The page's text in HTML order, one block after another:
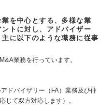
を中心とする、多様な業
トに対し、アドバイザー
主に以下のような職務に従事
業務を行っています。
ドバイザリー（FA）業務及び仲
じて双方対応します）。